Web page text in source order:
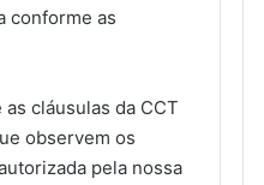
conforme as
cláusulas da CCT
observem os
pela nossa